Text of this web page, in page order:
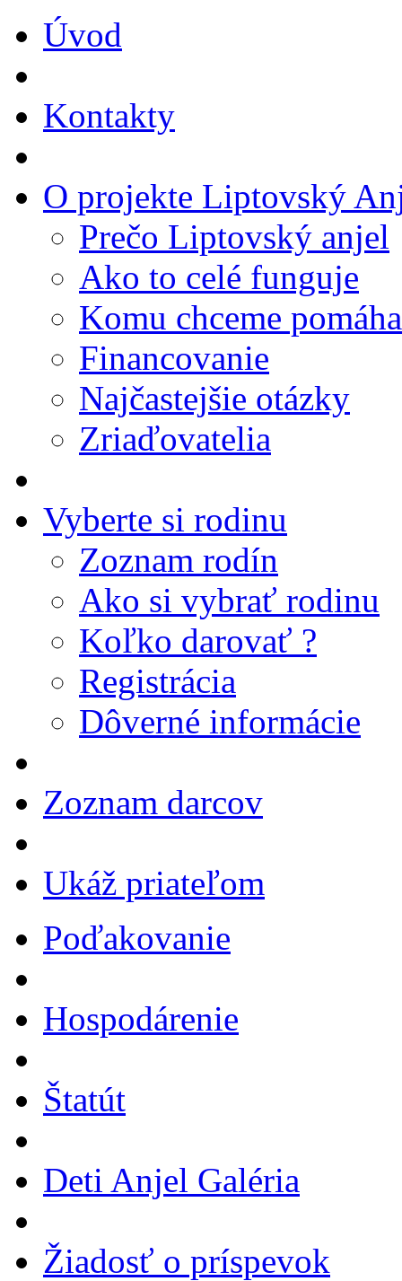
Úvod
Kontakty
O projekte Liptovský
Prečo Liptovský anjel
Ako to celé funguje
Komu chceme
Financovanie
Najčastejšie otázky
Zriaďovatelia
Vyberte si rodinu
Zoznam rodín
Ako si vybrať rodinu
Koľko darovať ?
Registrácia
Dôverné informácie
Zoznam darcov
Ukáž priateľom
Poďakovanie
Hospodárenie
Štatút
Deti Anjel Galéria
Žiadosť o príspevok